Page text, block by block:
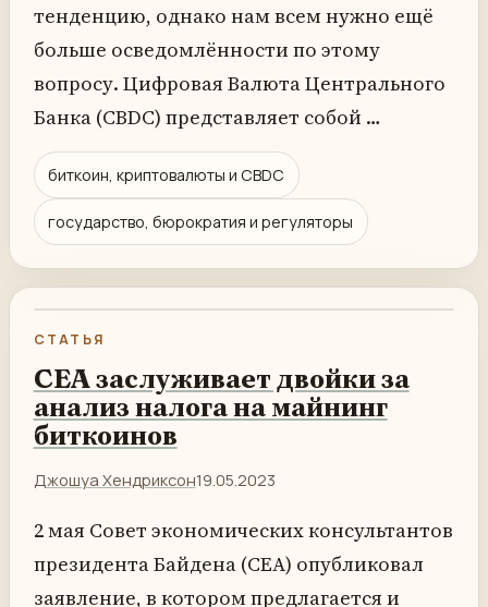
тенденцию, однако нам всем нужно ещё
больше осведомлённости по этому
вопросу. Цифровая Валюта Центрального
Банка (CBDC) представляет собой …
биткоин, криптовалюты и CBDC
государство, бюрократия и регуляторы
СТАТЬЯ
CEA заслуживает двойки за
анализ налога на майнинг
биткоинов
Джошуа Хендриксон19.05.2023
2 мая Совет экономических консультантов
президента Байдена (CEA) опубликовал
заявление, в котором предлагается и